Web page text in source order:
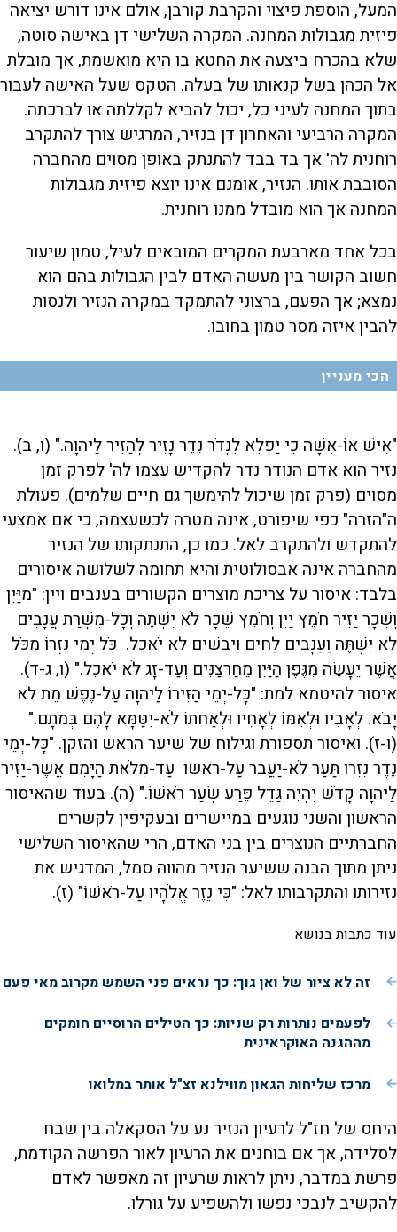
המעל, הוספת פיצוי והקרבת קורבן, אולם אינו דורש יציאה
פיזית מגבולות המחנה. המקרה השלישי דן באישה סוטה,
שלא בהכרח ביצעה את החטא בו היא מואשמת, אך מובלת
אל הכהן בשל קנאותו של בעלה. הטקס שעל האישה לעבור
בתוך המחנה לעיני כל, יכול להביא לקללתה או לברכתה.
המקרה הרביעי והאחרון דן בנזיר, המרגיש צורך להתקרב
רוחנית לה' אך בד בבד להתנתק באופן מסוים מהחברה
הסובבת אותו. הנזיר, אומנם אינו יוצא פיזית מגבולות
המחנה אך הוא מובדל ממנו רוחנית.
בכל אחד מארבעת המקרים המובאים לעיל, טמון שיעור
חשוב הקושר בין מעשה האדם לבין הגבולות בהם הוא
נמצא; אך הפעם, ברצוני להתמקד במקרה הנזיר ולנסות
להבין איזה מסר טמון בחובו.
הכי מעניין
"אִישׁ אוֹ-אִשָּׁה כִּי יַפְלִא לִנְדֹּר נֶדֶר נָזִיר לְהַזִּיר לַיהוָה." (ו, ב).
נזיר הוא אדם הנודר נדר להקדיש עצמו לה' לפרק זמן
מסוים (פרק זמן שיכול להימשך גם חיים שלמים). פעולת
ה"הזרה" כפי שיפורט, אינה מטרה לכשעצמה, כי אם אמצעי
להתקדש ולהתקרב לאל. כמו כן, התנתקותו של הנזיר
מהחברה אינה אבסולוטית והיא תחומה לשלושה איסורים
בלבד: איסור על צריכת מוצרים הקשורים בענבים ויין: "מִיַּיִן
וְשֵׁכָר יַזִּיר חֹמֶץ יַיִן וְחֹמֶץ שֵׁכָר לֹא יִשְׁתֶּה וְכָל-מִשְׁרַת עֲנָבִים
לֹא יִשְׁתֶּה וַעֲנָבִים לַחִים וִיבֵשִׁים לֹא יֹאכֵל. כֹּל יְמֵי נִזְרוֹ מִכֹּל
אֲשֶׁר יֵעָשֶׂה מִגֶּפֶן הַיַּיִן מֵחַרְצַנִּים וְעַד-זָג לֹא יֹאכֵל." (ו, ג-ד).
איסור להיטמא למת: "כָּל-יְמֵי הַזִּירוֹ לַיהוָה עַל-נֶפֶשׁ מֵת לֹא
יָבֹא. לְאָבִיו וּלְאִמּוֹ לְאָחִיו וּלְאַחֹתוֹ לֹא-יִטַּמָּא לָהֶם בְּמֹתָם."
(ו-ז). ואיסור תספורת וגילוח של שיער הראש והזקן. "כָּל-יְמֵי
נֶדֶר נִזְרוֹ תַּעַר לֹא-יַעֲבֹר עַל-רֹאשׁוֹ עַד-מְלֹאת הַיָּמִם אֲשֶׁר-יַזִּיר
לַיהוָה קָדֹשׁ יִהְיֶה גַּדֵּל פֶּרַע שְׂעַר רֹאשׁוֹ." (ה). בעוד שהאיסור
הראשון והשני נוגעים במיישרים ובעקיפין לקשרים
החברתיים הנוצרים בין בני האדם, הרי שהאיסור השלישי
ניתן מתוך הבנה ששיער הנזיר מהווה סמל, המדגיש את
נזירותו והתקרבותו לאל: "כִּי נֵזֶר אֱלֹהָיו עַל-רֹאשׁוֹ" (ז).
עוד כתבות בנושא
זה לא ציור של ואן גוך: כך נראים פני השמש מקרוב מאי פעם
לפעמים נותרות רק שניות: כך הטילים הרוסיים חומקים
מההגנה האוקראינית
מרכז שליחות הגאון מווילנא זצ"ל אותר במלואו
היחס של חז"ל לרעיון הנזיר נע על הסקאלה בין שבח
לסלידה, אך אם בוחנים את הרעיון לאור הפרשה הקודמת,
פרשת במדבר, ניתן לראות שרעיון זה מאפשר לאדם
להקשיב לנבכי נפשו ולהשפיע על גורלו.